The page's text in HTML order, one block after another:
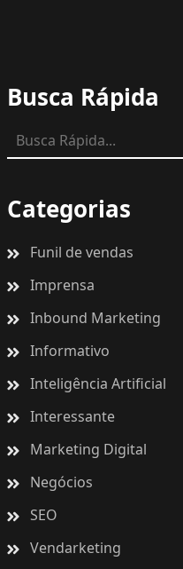
Busca Rápida
Categorias
Funil de vendas
Imprensa
Inbound Marketing
Informativo
Inteligência Artificial
Interessante
Marketing Digital
Negócios
SEO
Vendarketing